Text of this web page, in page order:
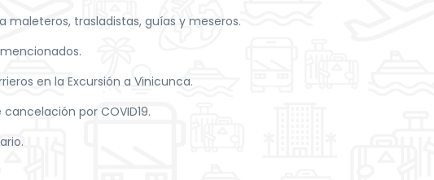
maleteros, trasladistas, guías y meseros.
en la Excursión a Vinicunca.
por COVID19.